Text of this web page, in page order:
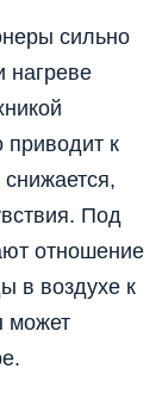
сильно
нагреве
приводит к
Под
отношение
в воздухе к
может